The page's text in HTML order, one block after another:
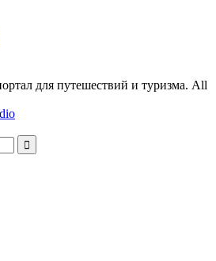
для путешествий и туризма. All